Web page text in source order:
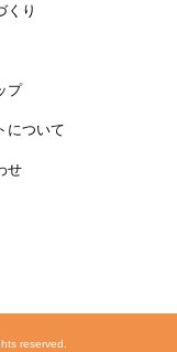
くり
プ
について
せ
reserved.